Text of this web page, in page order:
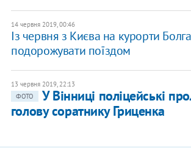
14 червня 2019, 00:46
Із червня з Києва на курорти
подорожувати поїздом
13 червня 2019, 22:13
ФОТО
У Вінниці поліцейські
голову соратнику Гриценка